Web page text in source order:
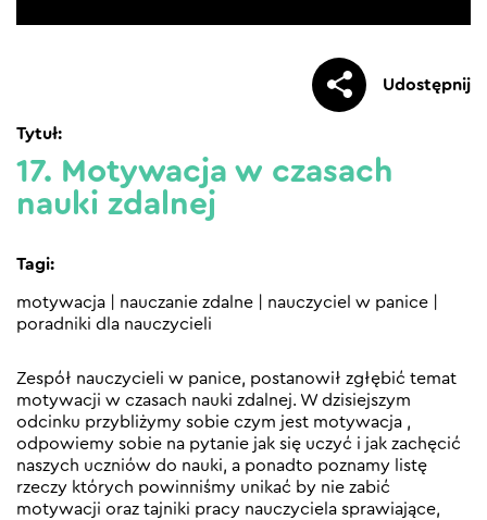
Udostępnij
17. Motywacja w czasach
nauki zdalnej
Tytuł:
Tagi:
motywacja nauczanie zdalne nauczyciel w panice
poradniki dla nauczycieli
Zespół nauczycieli w panice, postanowił zgłębić temat
motywacji w czasach nauki zdalnej. W dzisiejszym
odcinku przybliżymy sobie czym jest motywacja ,
odpowiemy sobie na pytanie jak się uczyć i jak zachęcić
naszych uczniów do nauki, a ponadto poznamy listę
rzeczy których powinniśmy unikać by nie zabić
motywacji oraz tajniki pracy nauczyciela sprawiające,